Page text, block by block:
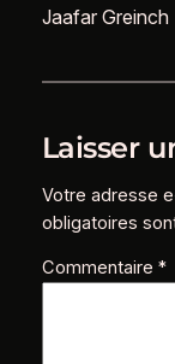
Jaafar Greinch
Laisser
Votre adresse
obligatoires
Commentaire *